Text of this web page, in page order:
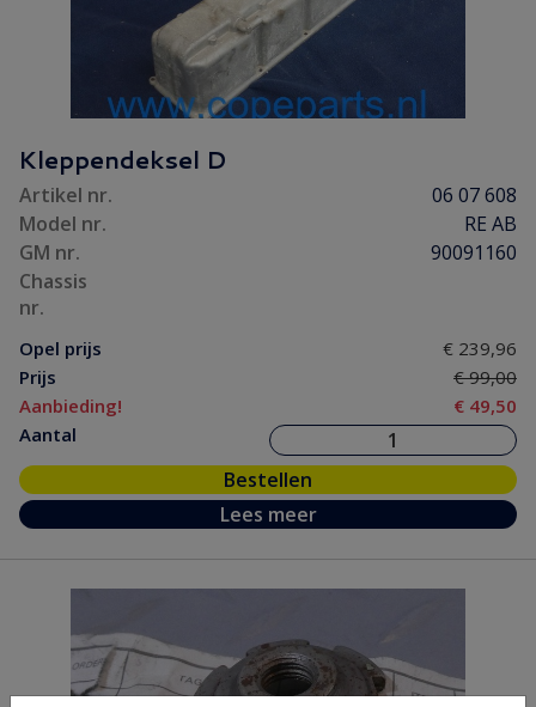
Kleppendeksel D
Artikel nr.
06 07 608
Model nr.
RE AB
GM nr.
90091160
Chassis
nr.
Opel prijs
€ 239,96
Prijs
€ 99,00
Aanbieding!
€ 49,50
Aantal
Bestellen
Lees meer